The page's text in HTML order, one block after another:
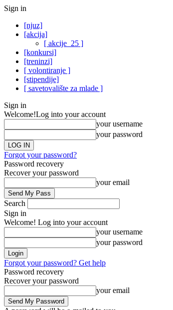
Sign in
[njuz]
[akcija]
[ akcije_25 ]
[konkursi]
[treninzi]
[ volontiranje ]
[stipendije]
[ savetovalište za mlade ]
Sign in
Welcome!Log into your account
your username
your password
Forgot your password?
Password recovery
Recover your password
your email
Search
Sign in
Welcome! Log into your account
your username
your password
Forgot your password? Get help
Password recovery
Recover your password
your email